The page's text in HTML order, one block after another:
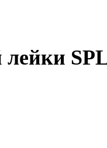
лейки